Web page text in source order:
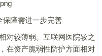
障需进一步完善
较薄弱。互联网医院较之
在资产脆弱性防护方面相对